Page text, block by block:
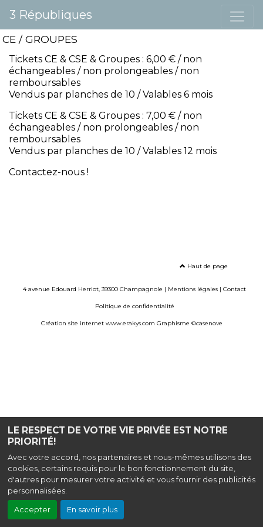
LE RESPECT DE VOTRE VIE PRIVÉE EST NOTRE
PRIORITÉ!
Avec votre accord, nos partenaires et nous-mêmes utilisons des
cookies, certains requis pour le bon fonctionnement du site,
d'autres pour mesurer votre activité et vous fournir des publicités
personnalisées.
Accepter En savoir plus
3 Républiques
CE / GROUPES
Tickets CE & CSE & Groupes : 6,00 € / non
échangeables / non prolongeables / non
remboursables
Vendus par planches de 10 / Valables 6 mois
Tickets CE & CSE & Groupes : 7,00 € / non
échangeables / non prolongeables / non
remboursables
Vendus par planches de 10 / Valables 12 mois
Contactez-nous !
Haut de page
4 avenue Edouard Herriot, 39300 Champagnole | Mentions légales | Contact
Politique de confidentialité
Création site internet www.erakys.com Graphisme ©casenove